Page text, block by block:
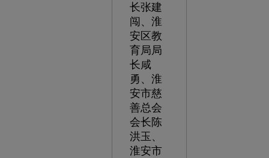
长张建
闯、淮
安区教
育局局
长咸
勇、淮
安市慈
善总会
会长陈
洪玉、
淮安市